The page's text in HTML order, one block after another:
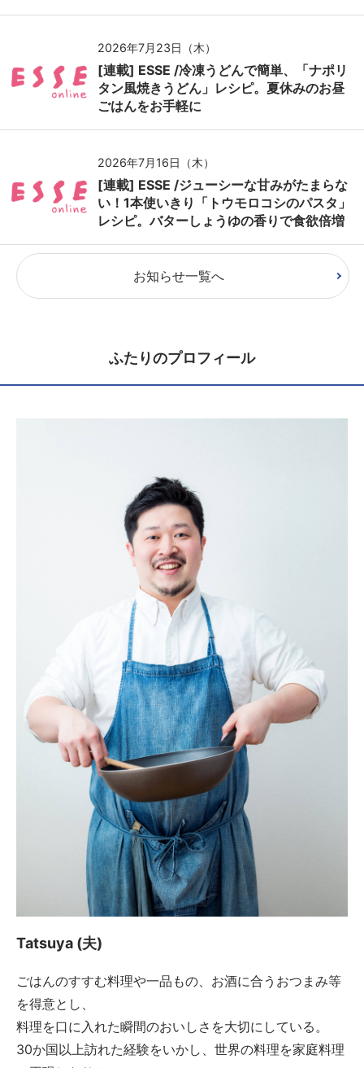
2026年7月23日（木）
[連載] ESSE /冷凍うどんで簡単、「ナポリ
タン風焼きうどん」レシピ。夏休みのお昼
ごはんをお手軽に
2026年7月16日（木）
[連載] ESSE /ジューシーな甘みがたまらな
い！1本使いきり「トウモロコシのパスタ」
レシピ。バターしょうゆの香りで食欲倍増
お知らせ一覧へ
ふたりのプロフィール
Tatsuya (夫)
ごはんのすすむ料理や一品もの、お酒に合うおつまみ等
を得意とし、
料理を口に入れた瞬間のおいしさを大切にしている。
30か国以上訪れた経験をいかし、世界の料理を家庭料理